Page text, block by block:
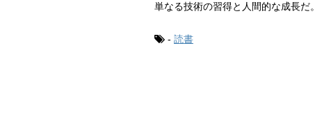
単なる技術の習得と人間的な成長だ。
- 読書